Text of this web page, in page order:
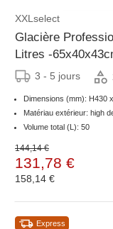
XXLselect
Glacière
Litres -
3 - 5 jours
Dimensions (mm): H430
Matériau extérieur: high
Volume total (L): 50
144,14 €
131,78 €
158,14 €
Express